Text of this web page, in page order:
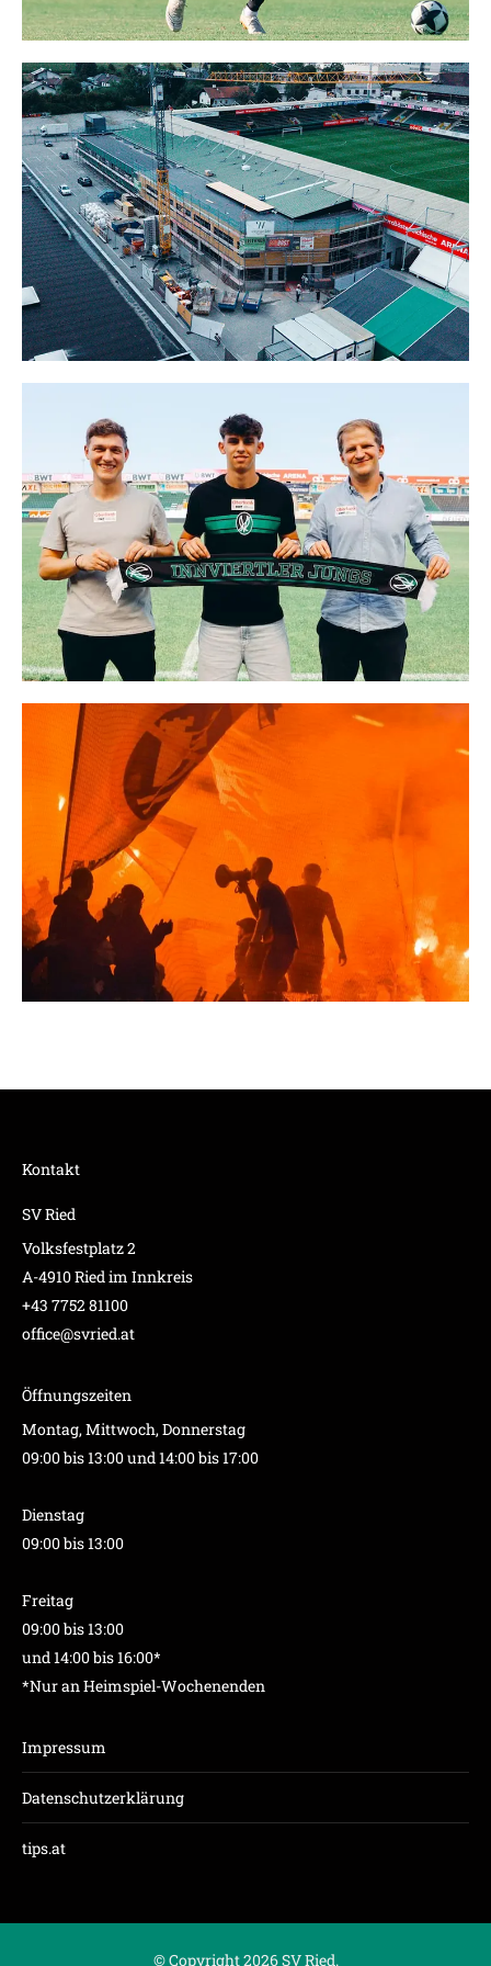
Kontakt
SV Ried
Volksfestplatz 2
A-4910 Ried im Innkreis
+43 7752 81100
office@svried.at
Öffnungszeiten
Montag, Mittwoch, Donnerstag
09:00 bis 13:00 und 14:00 bis 17:00
Dienstag
09:00 bis 13:00
Freitag
09:00 bis 13:00
und 14:00 bis 16:00*
*Nur an Heimspiel-Wochenenden
Impressum
Datenschutzerklärung
tips.at
© Copyright 2026 SV Ried.